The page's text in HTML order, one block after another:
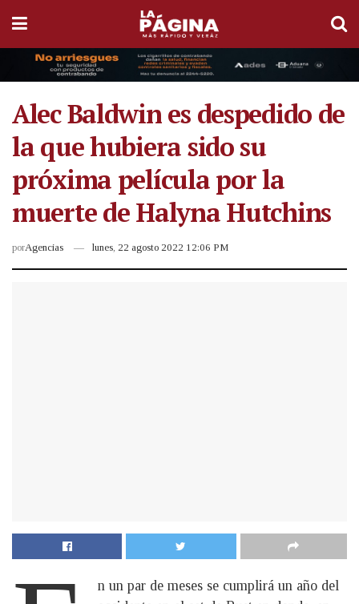
Alec Baldwin es despedido de
la que hubiera sido su
próxima película por la
muerte de Halyna Hutchins
porAgencias lunes, 22 agosto 2022 12:06 PM
n un par de meses se cumplirá un año del